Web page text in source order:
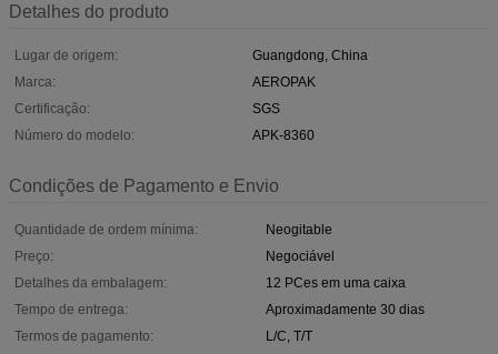
Detalhes do produto
Lugar de origem:
Guangdong, China
Marca:
AEROPAK
Certificação:
SGS
Número do modelo:
APK-8360
Condições de Pagamento e Envio
Quantidade de ordem mínima:
Neogitable
Preço:
Negociável
Detalhes da embalagem:
12 PCes em uma caixa
Tempo de entrega:
Aproximadamente 30 dias
Termos de pagamento:
L/C, T/T